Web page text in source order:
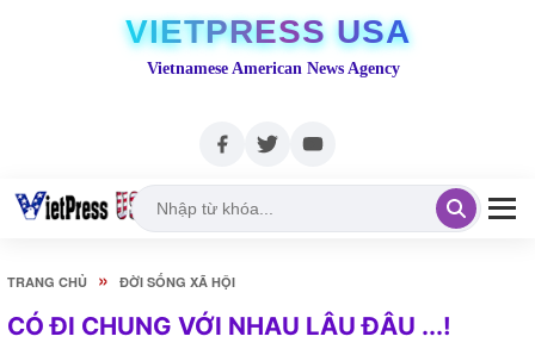
VIETPRESS USA
Vietnamese American News Agency
TRANG CHỦ » ĐỜI SỐNG XÃ HỘI
CÓ ĐI CHUNG VỚI NHAU LÂU ĐÂU ...!